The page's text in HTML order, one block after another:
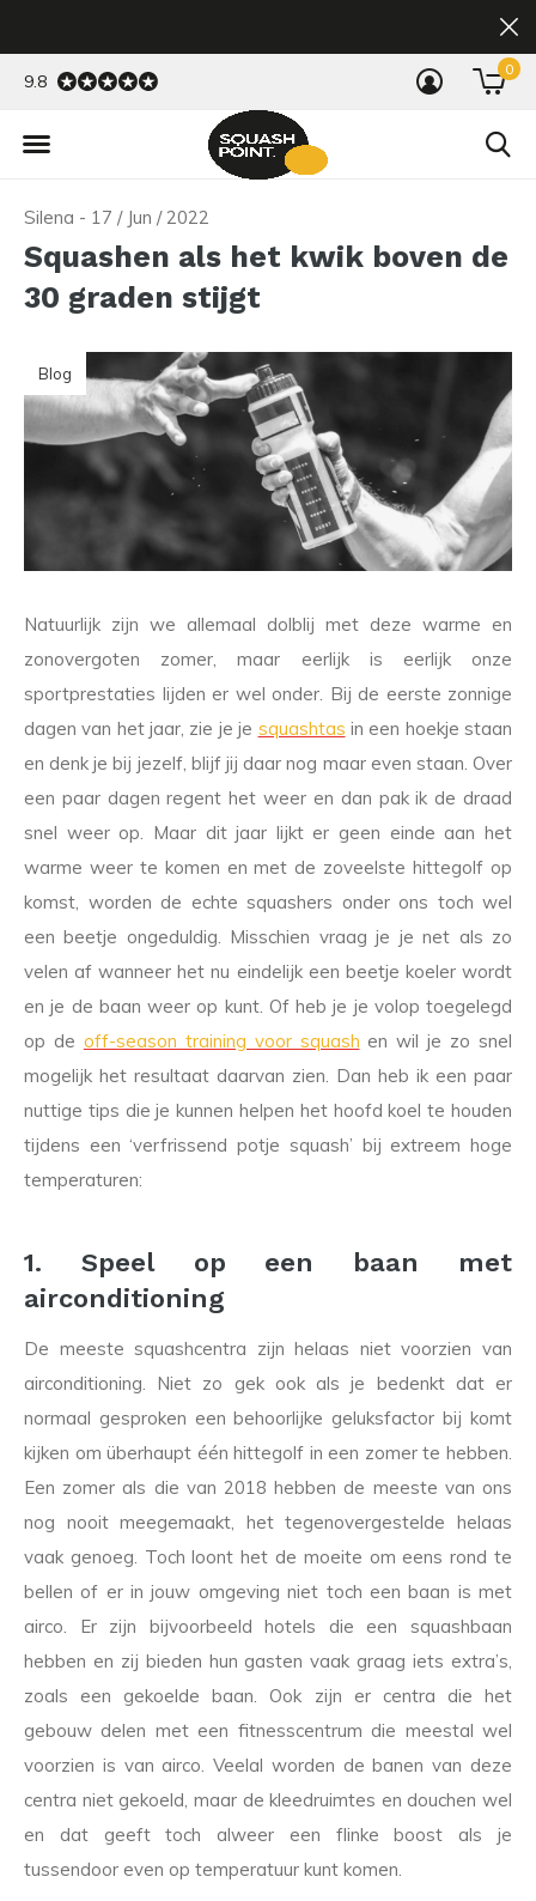
0
9.8
Silena - 17 / Jun / 2022
Squashen als het kwik boven de
30 graden stijgt
Blog
Natuurlijk zijn we allemaal dolblij met deze warme en
zonovergoten zomer, maar eerlijk is eerlijk onze
sportprestaties lijden er wel onder. Bij de eerste zonnige
dagen van het jaar, zie je je squashtas in een hoekje staan
en denk je bij jezelf, blijf jij daar nog maar even staan. Over
een paar dagen regent het weer en dan pak ik de draad
snel weer op. Maar dit jaar lijkt er geen einde aan het
warme weer te komen en met de zoveelste hittegolf op
komst, worden de echte squashers onder ons toch wel
een beetje ongeduldig. Misschien vraag je je net als zo
velen af wanneer het nu eindelijk een beetje koeler wordt
en je de baan weer op kunt. Of heb je je volop toegelegd
op de off-season training voor squash en wil je zo snel
mogelijk het resultaat daarvan zien. Dan heb ik een paar
nuttige tips die je kunnen helpen het hoofd koel te houden
tijdens een ‘verfrissend potje squash’ bij extreem hoge
temperaturen:
1. Speel op een baan met
airconditioning
De meeste squashcentra zijn helaas niet voorzien van
airconditioning. Niet zo gek ook als je bedenkt dat er
normaal gesproken een behoorlijke geluksfactor bij komt
kijken om überhaupt één hittegolf in een zomer te hebben.
Een zomer als die van 2018 hebben de meeste van ons
nog nooit meegemaakt, het tegenovergestelde helaas
vaak genoeg. Toch loont het de moeite om eens rond te
bellen of er in jouw omgeving niet toch een baan is met
airco. Er zijn bijvoorbeeld hotels die een squashbaan
hebben en zij bieden hun gasten vaak graag iets extra’s,
zoals een gekoelde baan. Ook zijn er centra die het
gebouw delen met een fitnesscentrum die meestal wel
voorzien is van airco. Veelal worden de banen van deze
centra niet gekoeld, maar de kleedruimtes en douchen wel
en dat geeft toch alweer een flinke boost als je
tussendoor even op temperatuur kunt komen.